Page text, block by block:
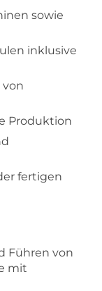
sowie
inklusive
Produktion
fertigen
Führen von
mit